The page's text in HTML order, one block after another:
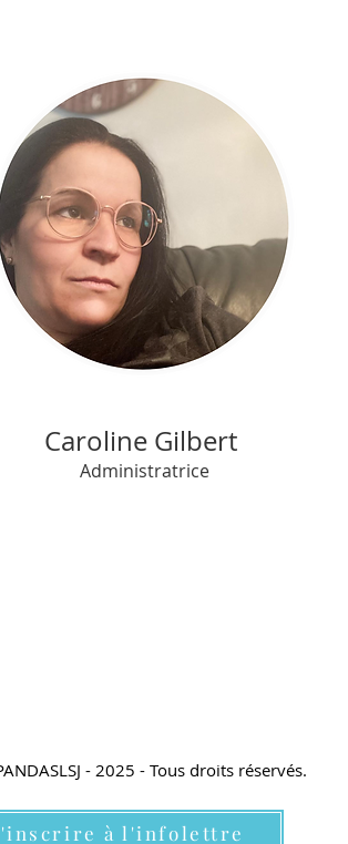
Caroline Gilbert
Administratrice
- 2025 - Tous droits réservés.
à l'infolettre